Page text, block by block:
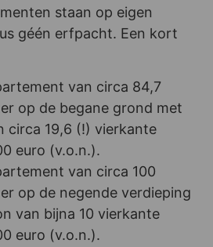
staan op eigen
géén erfpacht. Een kort
van circa 84,7
op de begane grond met
circa 19,6 (!) vierkante
euro (v.o.n.).
van circa 100
op de negende verdieping
van bijna 10 vierkante
euro (v.o.n.).